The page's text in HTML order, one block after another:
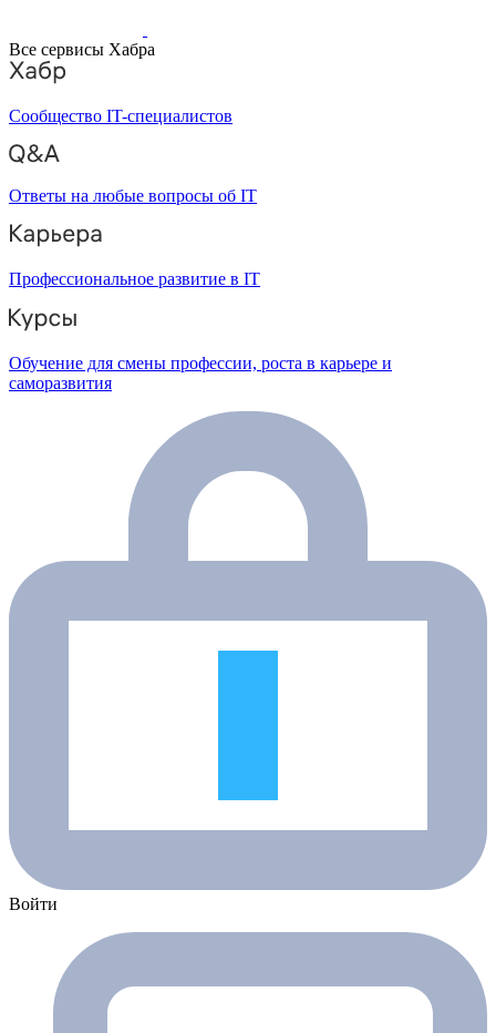
Все сервисы Хабра
Сообщество IT-специалистов
Ответы на любые вопросы об IT
Профессиональное развитие в IT
Обучение для смены профессии, роста в карьере и
саморазвития
Войти